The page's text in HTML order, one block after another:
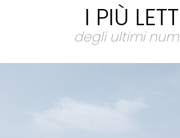
I PIÙ
degli ultimi